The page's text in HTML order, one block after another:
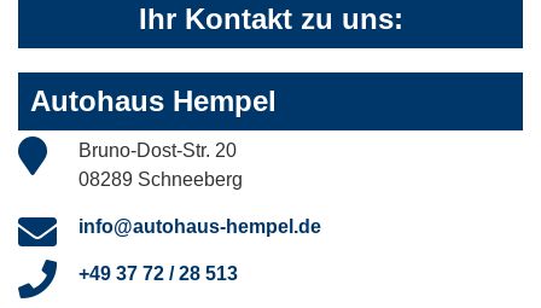
Ihr Kontakt zu uns:
Autohaus Hempel
Bruno-Dost-Str. 20
08289 Schneeberg
info@autohaus-hempel.de
+49 37 72 / 28 513